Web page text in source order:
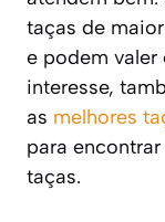
taças de
e podem valer
interesse,
as melhores
para
taças.